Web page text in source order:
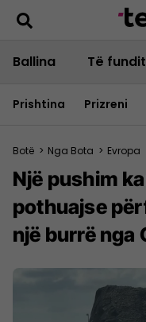
Ballina Të fundit
Prishtina Prizreni
Botë > Nga Bota > Evropa
Një pushim
pothuajse
një burrë nga